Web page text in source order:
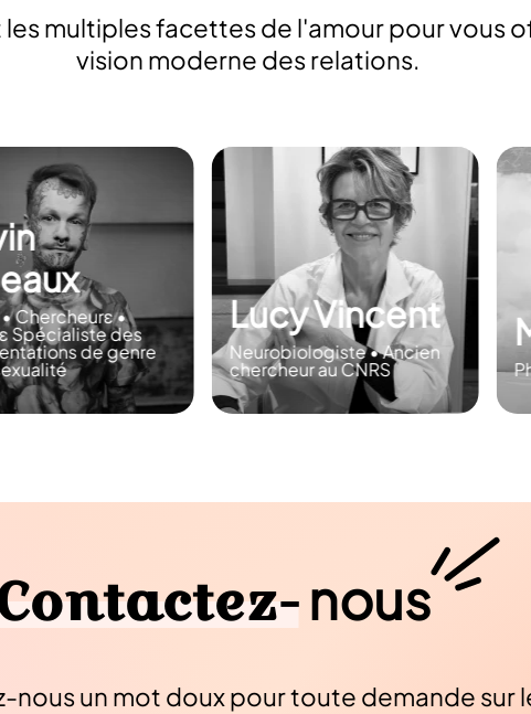
multiples facettes de l'amour pour vous
vision moderne des relations.
Vincent
• Ancien
au CNRS
Marie Robert
Philosophe • Autrice
nous
nous un mot doux pour toute demande sur